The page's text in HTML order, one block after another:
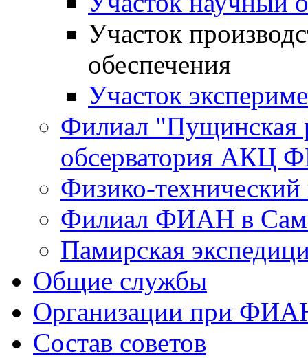
Участок
обеспечения
Участок
Филиал "Пущинская
обсерватория АКЦ
Физико-
Филиал ФИАН в
Памирская
Общие службы
Организации при
Состав советов